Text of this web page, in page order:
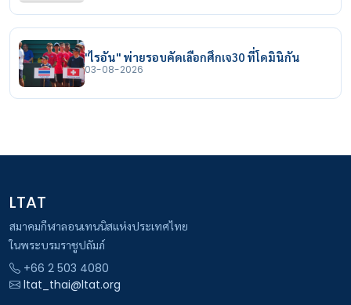
"ไรอัน" พ่ายรอบคัดเลือกศึกเจ30 ที่โดมินิกัน
03-08-2026
LTAT
สมาคมกีฬาลอนเทนนิสแห่งประเทศไทย
ในพระบรมราชูปถัมภ์
+66 2 503 4080
ltat_thai@ltat.org